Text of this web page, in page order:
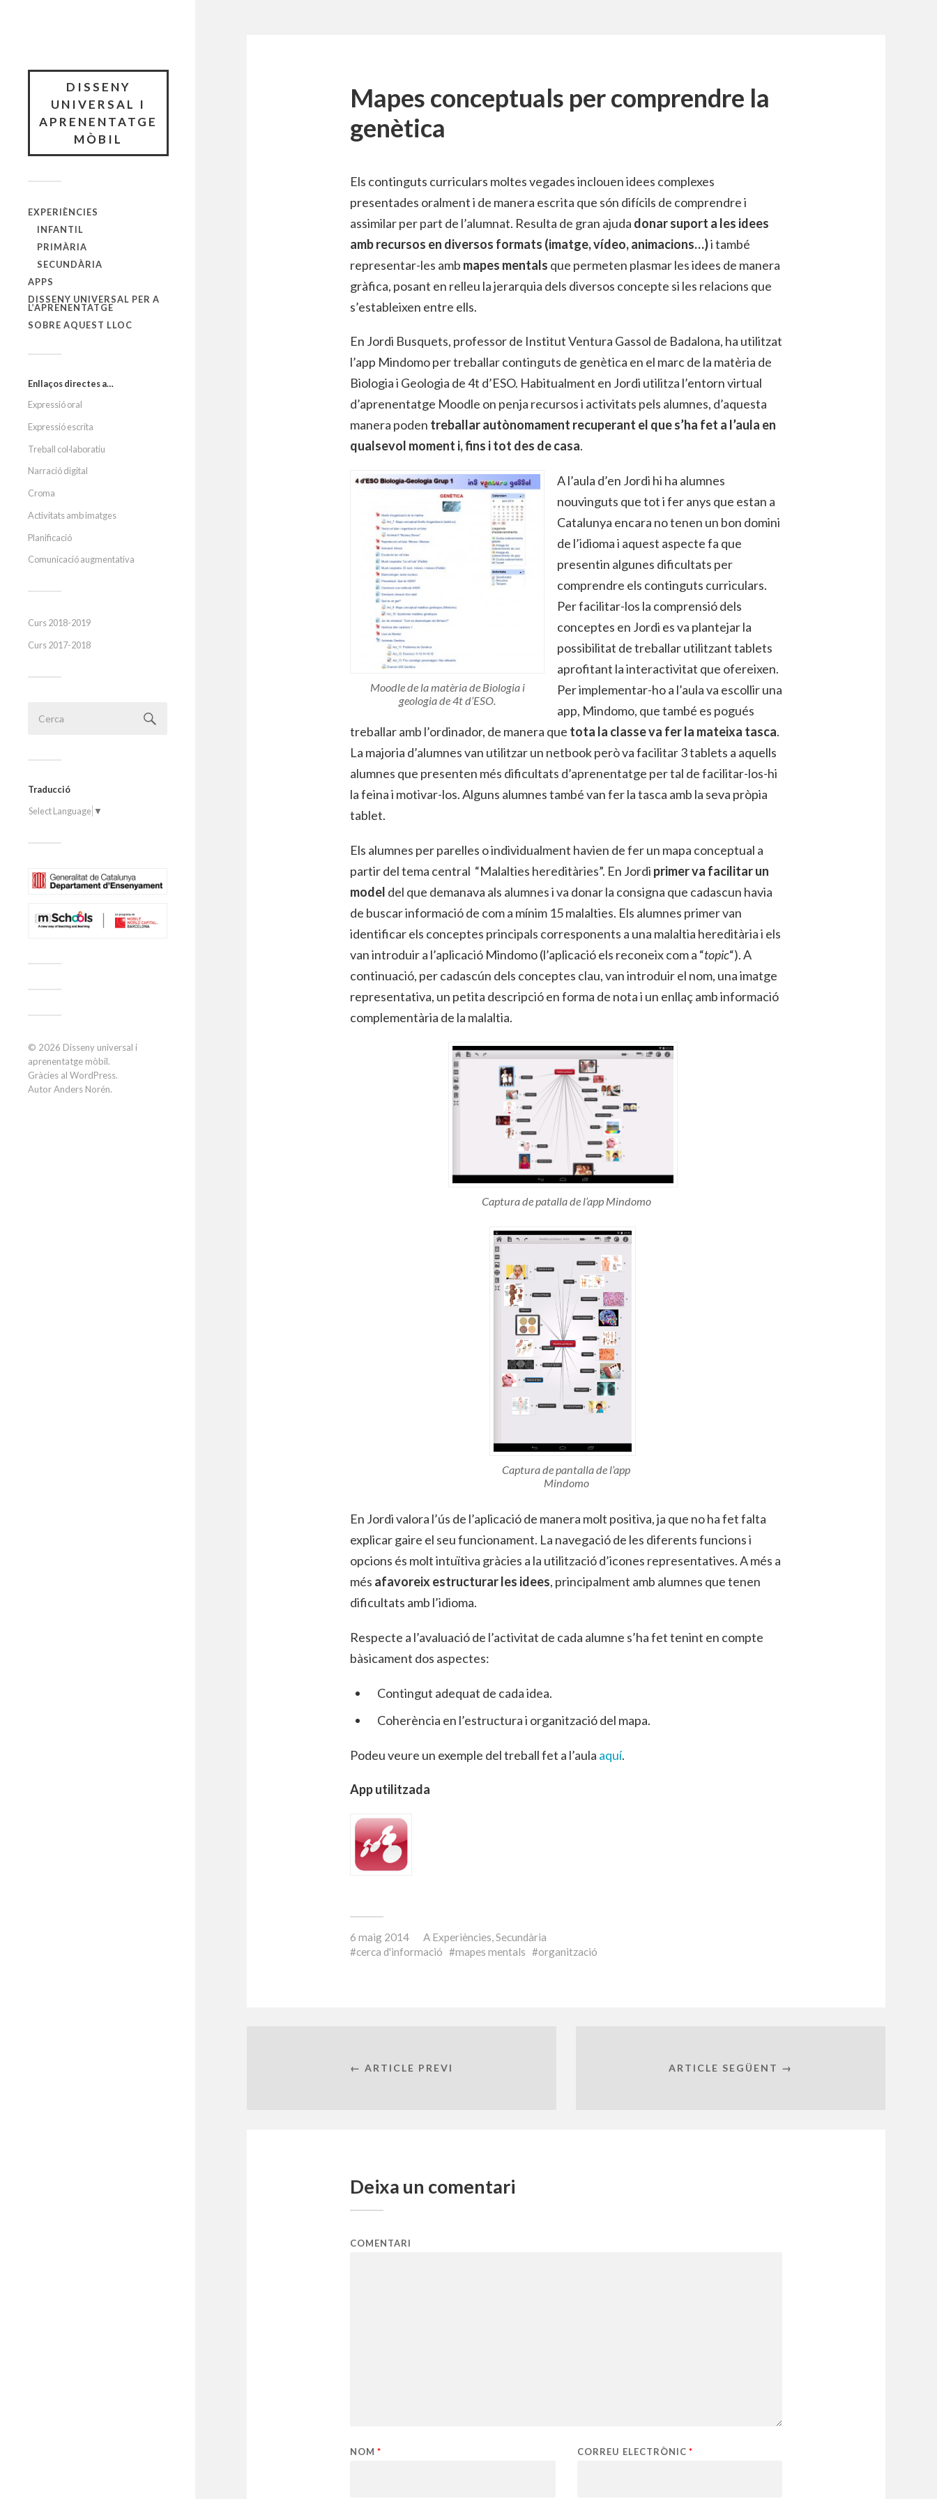
DISSENY
UNIVERSAL I
APRENENTATGE
MÒBIL
EXPERIÈNCIES
INFANTIL
PRIMÀRIA
SECUNDÀRIA
APPS
DISSENY UNIVERSAL PER A
L’APRENENTATGE
SOBRE AQUEST LLOC
Enllaços directes a…
Expressió oral
Expressió escrita
Treball col·laboratiu
Narració digital
Croma
Activitats amb imatges
Planificació
Comunicació augmentativa
Curs 2018-2019
Curs 2017-2018
Traducció
Select Language ▼
© 2026 Disseny universal i
aprenentatge mòbil.
Gràcies al WordPress.
AutorAnders Norén.
Mapes conceptuals per comprendre la
genètica
Els continguts curriculars moltes vegades inclouen idees complexes
presentades oralment i de manera escrita que són difícils de comprendre i
assimilar per part de l’alumnat. Resulta de gran ajuda donar suport a les idees
amb recursos en diversos formats (imatge, vídeo, animacions…)i també
representar-les amb mapes mentals que permeten plasmar les idees de manera
gràfica, posant en relleu la jerarquia dels diversos concepte si les relacions que
s’estableixen entre ells.
En Jordi Busquets, professor de Institut Ventura Gassol de Badalona, ha utilitzat
l’app Mindomo per treballar continguts de genètica en el marc de la matèria de
Biologia i Geologia de 4t d’ESO. Habitualment en Jordi utilitza l’entorn virtual
d’aprenentatge Moodle on penja recursos i activitats pels alumnes, d’aquesta
manera poden treballar autònomament recuperant el que s’ha fet a l’aula en
qualsevol moment i, fins i tot des de casa.
Moodle de la matèria de Biologia i
geologia de 4t d’ESO.
A l’aula d’en Jordi hi ha alumnes
nouvinguts que tot i fer anys que estan a
Catalunya encara no tenen un bon domini
de l’idioma i aquest aspecte fa que
presentin algunes dificultats per
comprendre els continguts curriculars.
Per facilitar-los la comprensió dels
conceptes en Jordi es va plantejar la
possibilitat de treballar utilitzant tablets
aprofitant la interactivitat que ofereixen.
Per implementar-ho a l’aula va escollir una
app, Mindomo, que també es pogués
treballar amb l’ordinador, de manera que tota la classe va fer la mateixa tasca.
La majoria d’alumnes van utilitzar un netbook però va facilitar 3 tablets a aquells
alumnes que presenten més dificultats d’aprenentatge per tal de facilitar-los-hi
la feina i motivar-los. Alguns alumnes també van fer la tasca amb la seva pròpia
tablet.
Els alumnes per parelles o individualment havien de fer un mapa conceptual a
partir del tema central “Malalties hereditàries”. En Jordi primer va facilitar un
model del que demanava als alumnes i va donar la consigna que cadascun havia
de buscar informació de com a mínim 15 malalties. Els alumnes primer van
identificar els conceptes principals corresponents a una malaltia hereditària i els
van introduir a l’aplicació Mindomo (l’aplicació els reconeix com a “topic“). A
continuació, per cadascún dels conceptes clau, van introduir el nom, una imatge
representativa, un petita descripció en forma de nota i un enllaç amb informació
complementària de la malaltia.
Captura de patalla de l’app Mindomo
Captura de pantalla de l’app
Mindomo
En Jordi valora l’ús de l’aplicació de manera molt positiva, ja que no ha fet falta
explicar gaire el seu funcionament. La navegació de les diferents funcions i
opcions és molt intuïtiva gràcies a la utilització d’icones representatives. A més a
més afavoreix estructurar les idees, principalment amb alumnes que tenen
dificultats amb l’idioma.
Respecte a l’avaluació de l’activitat de cada alumne s’ha fet tenint en compte
bàsicament dos aspectes:
Contingut adequat de cada idea.
Coherència en l’estructura i organització del mapa.
Podeu veure un exemple del treball fet a l’aula aquí.
App utilitzada
6 maig 2014 A Experiències,Secundària
cerca d'informació
mapes mentals organització
← ARTICLE PREVI ARTICLE SEGÜENT →
Deixa un comentari
COMENTARI
NOM * CORREU ELECTRÒNIC *